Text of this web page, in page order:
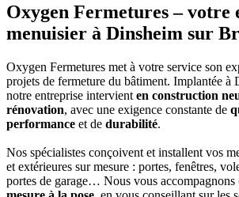
Oxygen Fermetures– votre
menuisier à Dinsheim sur
Oxygen Fermetures met à votre service son
projets de fermeture du bâtiment. Implantée à
notre entreprise intervient en construction
rénovation, avec une exigence constante de
performance et de durabilité.
Nos spécialistes conçoivent et installent vos
et extérieures sur mesure : portes, fenêtres,
portes de garage… Nous vous accompagnons